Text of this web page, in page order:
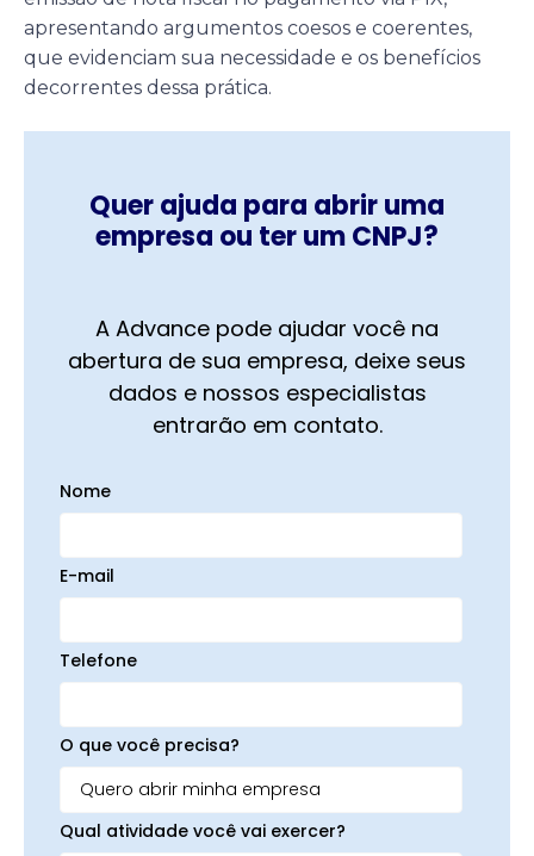
apresentando argumentos coesos e coerentes,
que evidenciam sua necessidade e os benefícios
decorrentes dessa prática.
Quer ajuda para abrir uma
empresa ou ter um CNPJ?
A Advance pode ajudar você na
abertura de sua empresa, deixe seus
dados e nossos especialistas
entrarão em contato.
Nome
E-mail
Telefone
O que você precisa?
Qual atividade você vai exercer?